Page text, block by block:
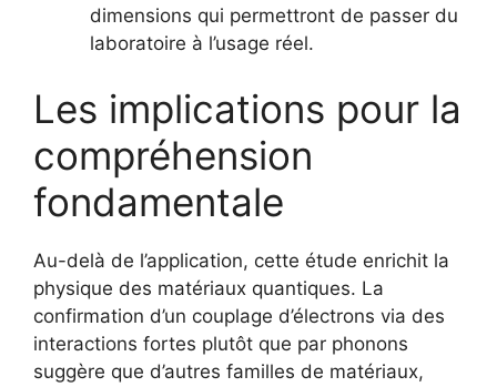
dimensions qui permettront de passer du
laboratoire à l’usage réel.
Les implications pour la
compréhension
fondamentale
Au-delà de l’application, cette étude enrichit la
physique des matériaux quantiques. La
confirmation d’un couplage d’électrons via des
interactions fortes plutôt que par phonons
suggère que d’autres familles de matériaux,